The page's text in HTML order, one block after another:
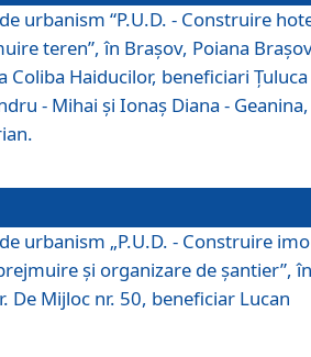
urbanism “P.U.D. - Construire
teren”, în Braşov, Poiana
Coliba Haiducilor, beneficiari
- Mihai şi Ionaş Diana - Geanina,
urbanism „P.U.D. - Construire
și organizare de șantier”, în
De Mijloc nr. 50, beneficiar Lucan